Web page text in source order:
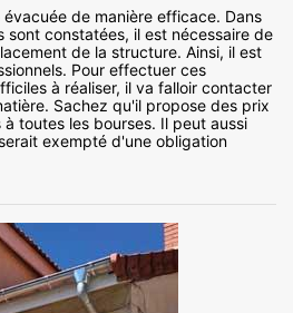
de manière efficace. Dans
sont constatées, il est nécessaire de
de la structure. Ainsi, il est
Pour effectuer ces
à réaliser, il va falloir contacter
Sachez qu'il propose des prix
toutes les bourses. Il peut aussi
exempté d'une obligation